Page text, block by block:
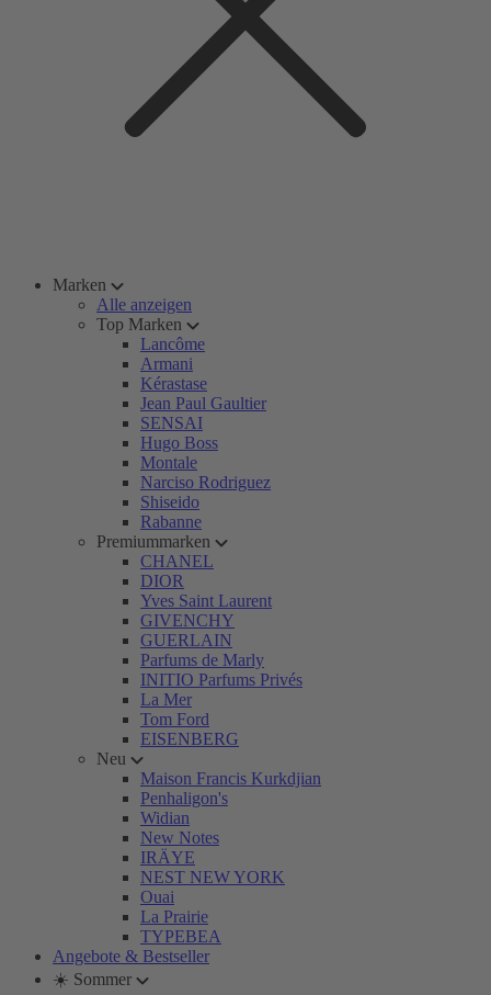
Marken
Alle anzeigen
Top Marken
Lancôme
Armani
Kérastase
Jean Paul Gaultier
SENSAI
Hugo Boss
Montale
Narciso Rodriguez
Shiseido
Rabanne
Premiummarken
CHANEL
DIOR
Yves Saint Laurent
GIVENCHY
GUERLAIN
Parfums de Marly
INITIO Parfums Privés
La Mer
Tom Ford
EISENBERG
Neu
Maison Francis Kurkdjian
Penhaligon's
Widian
New Notes
IRÄYE
NEST NEW YORK
Ouai
La Prairie
TYPEBEA
Angebote & Bestseller
☀️ Sommer